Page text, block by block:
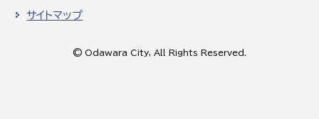
サイトマップ
© Odawara City, All Rights Reserved.